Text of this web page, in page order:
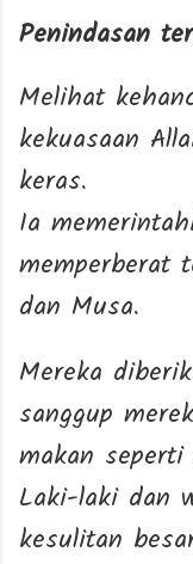
Penindasan
Melihat
kekuasaan
keras.
Ia
memperberat
dan Musa.
Mereka
sanggup
makan seperti
Laki-laki dan
kesulitan